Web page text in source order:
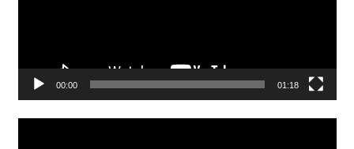
00:00 01:18